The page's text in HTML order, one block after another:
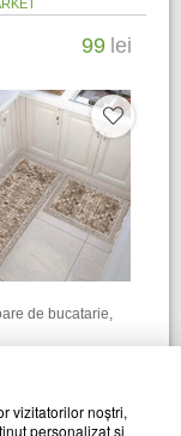
99 lei
de bucatarie,
99 lei
vizitatorilor noștri,
personalizat și